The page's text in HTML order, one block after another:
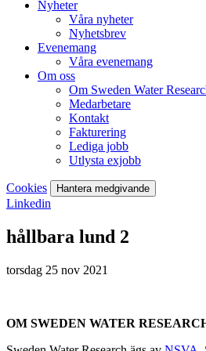
Nyheter
Våra nyheter
Nyhetsbrev
Evenemang
Våra evenemang
Om oss
Om Sweden Water
Medarbetare
Kontakt
Fakturering
Lediga jobb
Utlysta exjobb
Cookies Hantera medgivande
Linkedin
hållbara lund 2
torsdag 25 nov 2021
OM SWEDEN WATER